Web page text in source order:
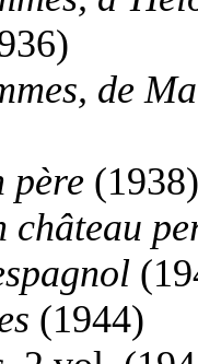
de
père (1938)
château
(1944)